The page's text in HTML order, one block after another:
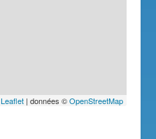
Leaflet| données ©OpenStreetMap